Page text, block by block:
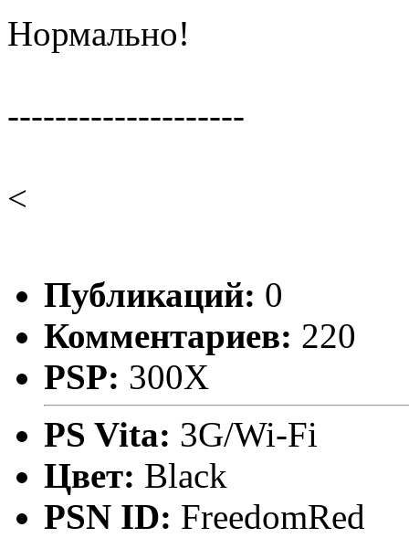
Нормально!
--------------------
<
Публикаций: 0
Комментариев: 220
PSP: 300X
PS Vita: 3G/Wi-Fi
Цвет: Black
PSN ID: FreedomRed